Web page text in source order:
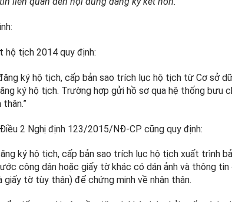
hộ tịch 2014 quy định:
ký hộ tịch, cấp bản sao trích lục hộ tịch từ Cơ sở
ký hộ tịch. Trường hợp gửi hồ sơ qua hệ thống
2 Nghị định 123/2015/NĐ-CP cũng quy định:
ký hộ tịch, cấp bản sao trích lục hộ tịch xuất trình
công dân hoặc giấy tờ khác có dán ảnh và thông
giấy tờ tùy thân) để chứng minh về nhân thân.